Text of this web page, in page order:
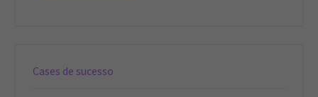
Cases de sucesso